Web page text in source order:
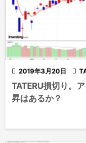
 2019年3月20日 
TATERU損切り。
昇はあるか？